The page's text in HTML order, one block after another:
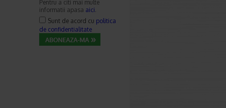
Pentru a citi mai multe
informatii apasa aici.
Sunt de acord cu politica
de confidentialitate